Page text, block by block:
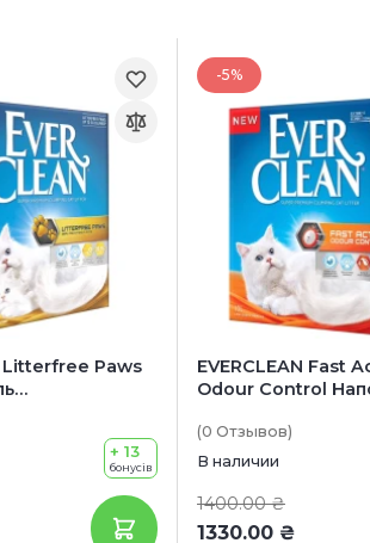
Litterfree Paws
+ 13
бонусів
-5%
EVERCLEAN Fast
Odour Control
кошачьих туалетов
(0 Отзывов)
В наличии
1400.00 ₴
1330.00 ₴